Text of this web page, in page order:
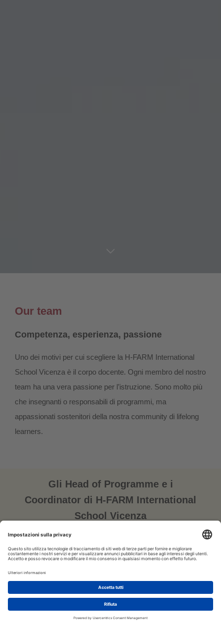
Our team
Competenza, esperienza, passione
Uno dei motivi per cui scegliere la H-FARM International
School Vicenza è il corpo docente. Ogni membro del nostro
team ha una vera passione per l’istruzione. Sono molto più
che insegnanti o responsabili di programmi, ma
appassionati sostenitori della nostra community di lifelong
learners.
Gli Head of Programme e i
Coordinator di H-FARM International
School Vicenza
“Nella nostra scuola IB, adottiamo un approccio
emotivo e sociale degli studenti per un’istruzione
completa”.
ALESSANDRA CHIOVATI